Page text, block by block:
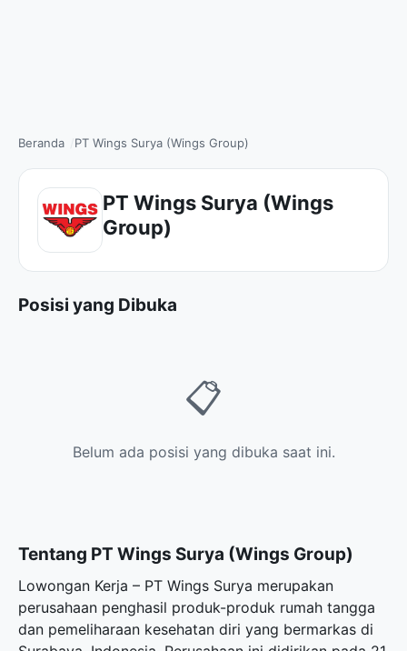
Beranda PT Wings Surya (Wings Group)
PT Wings Surya (Wings
Group)
Posisi yang Dibuka
📋
Belum ada posisi yang dibuka saat ini.
Tentang PT Wings Surya (Wings Group)
Lowongan Kerja – PT Wings Surya merupakan
perusahaan penghasil produk-produk rumah tangga
dan pemeliharaan kesehatan diri yang bermarkas di